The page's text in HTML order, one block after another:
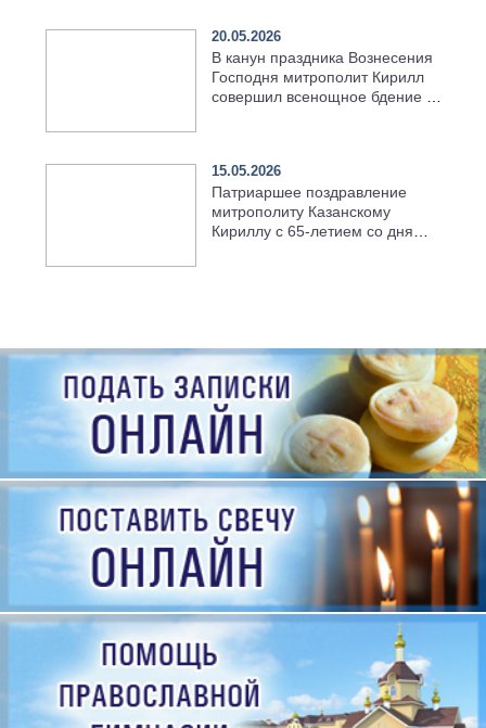
20.05.2026
В канун праздника Вознесения
Господня митрополит Кирилл
совершил всенощное бдение в
15.05.2026
Патриаршее поздравление
митрополиту Казанскому
Кириллу с 65-летием со дня